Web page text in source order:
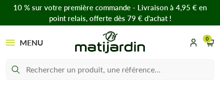
10 % sur votre première commande - Livraison à 4,95 € en
point relais, offerte dès 79 € d’achat !
MENU 0